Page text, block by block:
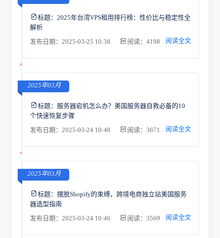
标题： 2025年台湾VPS租用排行榜：性价比与稳定性全
解析
发布日期：2025-03-25 10:38
阅读：4198 阅读全文
2025年03月
标题： 服务器宕机怎么办？美国服务器自救必备的10
个快速恢复步骤
发布日期：2025-03-24 10:48
阅读：3671 阅读全文
2025年03月
标题： 摆脱Shopify的束缚，跨境电商独立站美国服务
器选型指南
发布日期：2025-03-24 10:46
阅读：3569 阅读全文